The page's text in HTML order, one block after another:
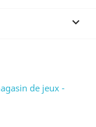

de jeux -